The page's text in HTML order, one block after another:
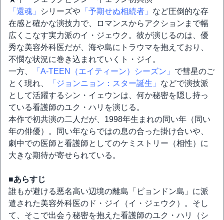
「還魂」
シリーズや 「予期せぬ相続者」 など圧倒的な存
在感と確かな演技力で、ロマンスからアクションまで幅
広くこなす実力派のイ・ジェウク。彼が演じるのは、優
秀な美容外科医だが、海や島にトラウマを抱えており、
不憫な状況に巻き込まれていくト・ジイ。
一方、
「A-TEEN（エイティーン）シーズン」 で彗星のご
とく現れ、
「ジョンニョン：スター誕生」 などで演技派
として活躍するシン・イェウンは、何か秘密を隠し持っ
ている看護師のユク・ハリを演じる。
本作で初共演の二人だが、1998年生まれの同い年（同い
年の俳優）。同い年ならではの息の合った掛け合いや、
劇中での医師と看護師としてのケミストリー（相性）に
大きな期待が寄せられている。
■あらすじ
誰もが避ける悪名高い辺境の離島「ピョンドン島」に派
遣された美容外科医のド・ジイ（イ・ジェウク）。そし
て、そこで出会う秘密を抱えた看護師のユク・ハリ（シ